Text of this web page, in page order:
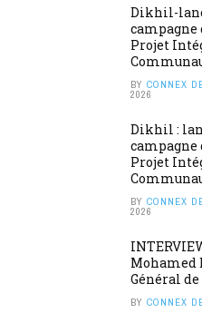
Dikhil-
Projet
BY CONNEX
2026
Dikhil :
Projet
BY CONNEX
2026
Mohamed
Général de
BY CONNEX